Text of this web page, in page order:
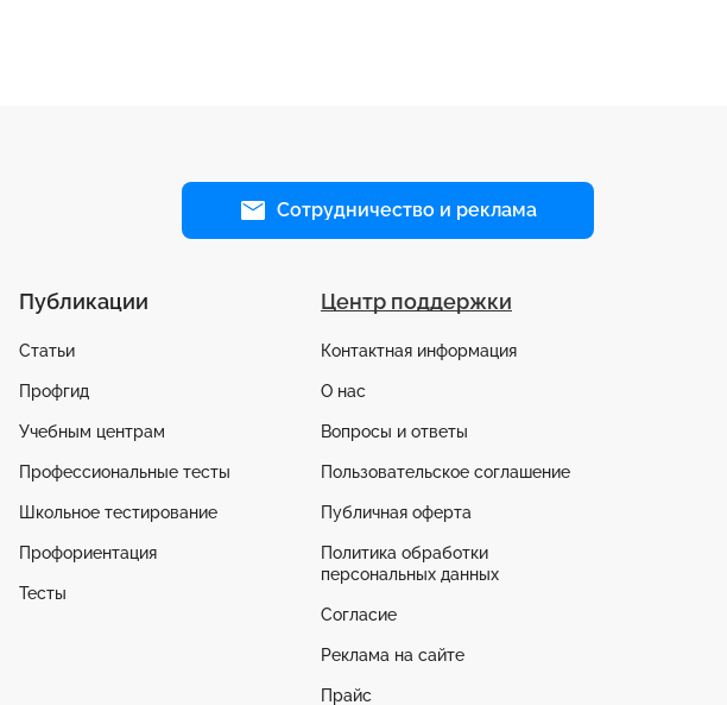
Сотрудничество и реклама
Публикации
Статьи
Профгид
Учебным центрам
Профессиональные тесты
Школьное тестирование
Профориентация
Тесты
Центр поддержки
Контактная информация
О нас
Вопросы и ответы
Пользовательское соглашение
Публичная оферта
Политика обработки
персональных данных
Согласие
Реклама на сайте
Прайс